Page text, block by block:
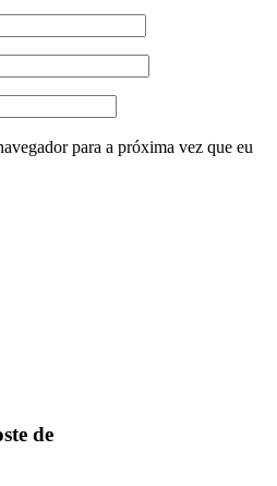
para a próxima vez que eu
de